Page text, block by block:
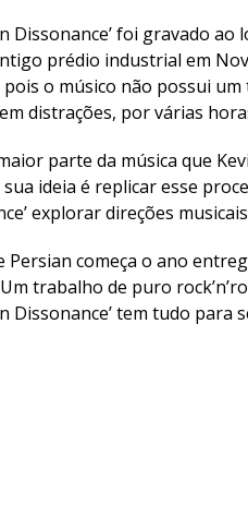
Dissonance’ foi gravado
prédio industrial em
o músico não possui
distrações, por várias
parte da música que
ideia é replicar esse
explorar direções
Persian começa o ano
trabalho de puro
Dissonance’ tem tudo para